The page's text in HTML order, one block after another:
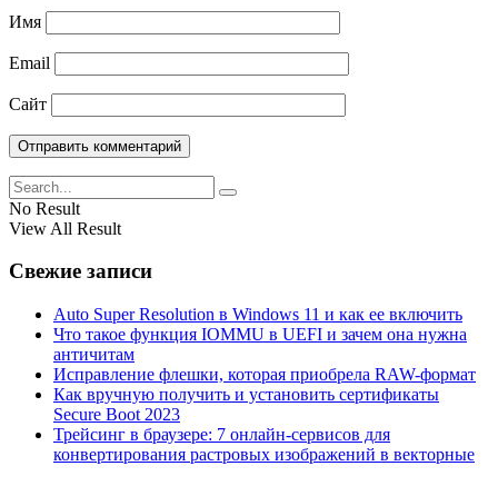
Имя
Email
Сайт
No Result
View All Result
Свежие записи
Auto Super Resolution в Windows 11 и как ее включить
Что такое функция IOMMU в UEFI и зачем она нужна
античитам
Исправление флешки, которая приобрела RAW-формат
Как вручную получить и установить сертификаты
Secure Boot 2023
Трейсинг в браузере: 7 онлайн-сервисов для
конвертирования растровых изображений в векторные